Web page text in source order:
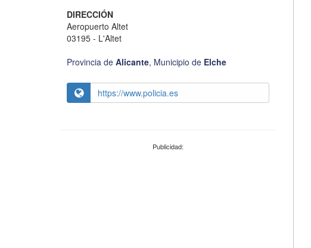
DIRECCIÓN
Aeropuerto Altet
03195 - L'Altet
Provincia de Alicante, Municipio de Elche
https://www.policia.es
Publicidad: